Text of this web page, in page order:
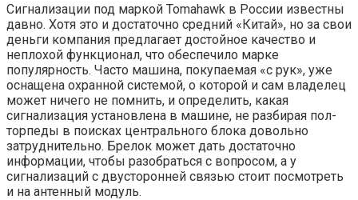
Сигнализации под маркой Tomahawk в России известны
давно. Хотя это и достаточно средний «Китай», но за свои
деньги компания предлагает достойное качество и
неплохой функционал, что обеспечило марке
популярность. Часто машина, покупаемая «с рук», уже
оснащена охранной системой, о которой и сам владелец
может ничего не помнить, и определить, какая
сигнализация установлена в машине, не разбирая пол-
торпеды в поисках центрального блока довольно
затруднительно. Брелок может дать достаточно
информации, чтобы разобраться с вопросом, а у
сигнализаций с двусторонней связью стоит посмотреть
и на антенный модуль.